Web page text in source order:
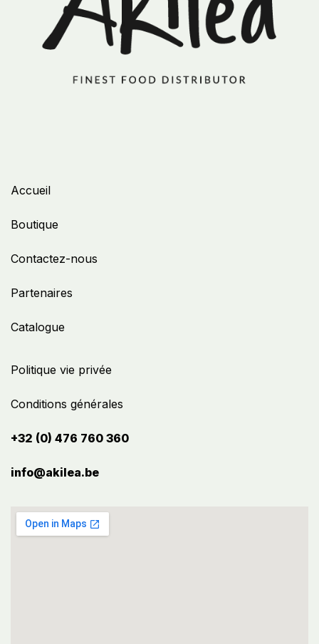
Politique vie privée
Conditions générales
+32 (0) 476 760 360
info@akilea.be​
Accueil
Boutique
Contactez-nous
Partenaires
Catalogue